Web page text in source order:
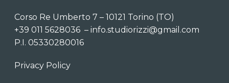
Corso Re Umberto 7 – 10121 Torino (TO)
+39 011 5628036 – info.studiorizzi@gmail.com
P.I. 05330280016
Privacy Policy